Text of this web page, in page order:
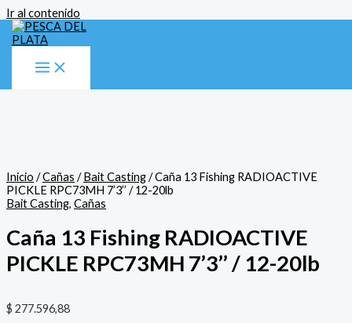
Ir al contenido
Inicio /Cañas /Bait Casting/ Caña 13 Fishing RADIOACTIVE
PICKLE RPC73MH 7’3’’ / 12-20lb
Bait Casting, Cañas
Caña 13 Fishing RADIOACTIVE
PICKLE RPC73MH 7’3’’ / 12-20lb
$ 277.596,88